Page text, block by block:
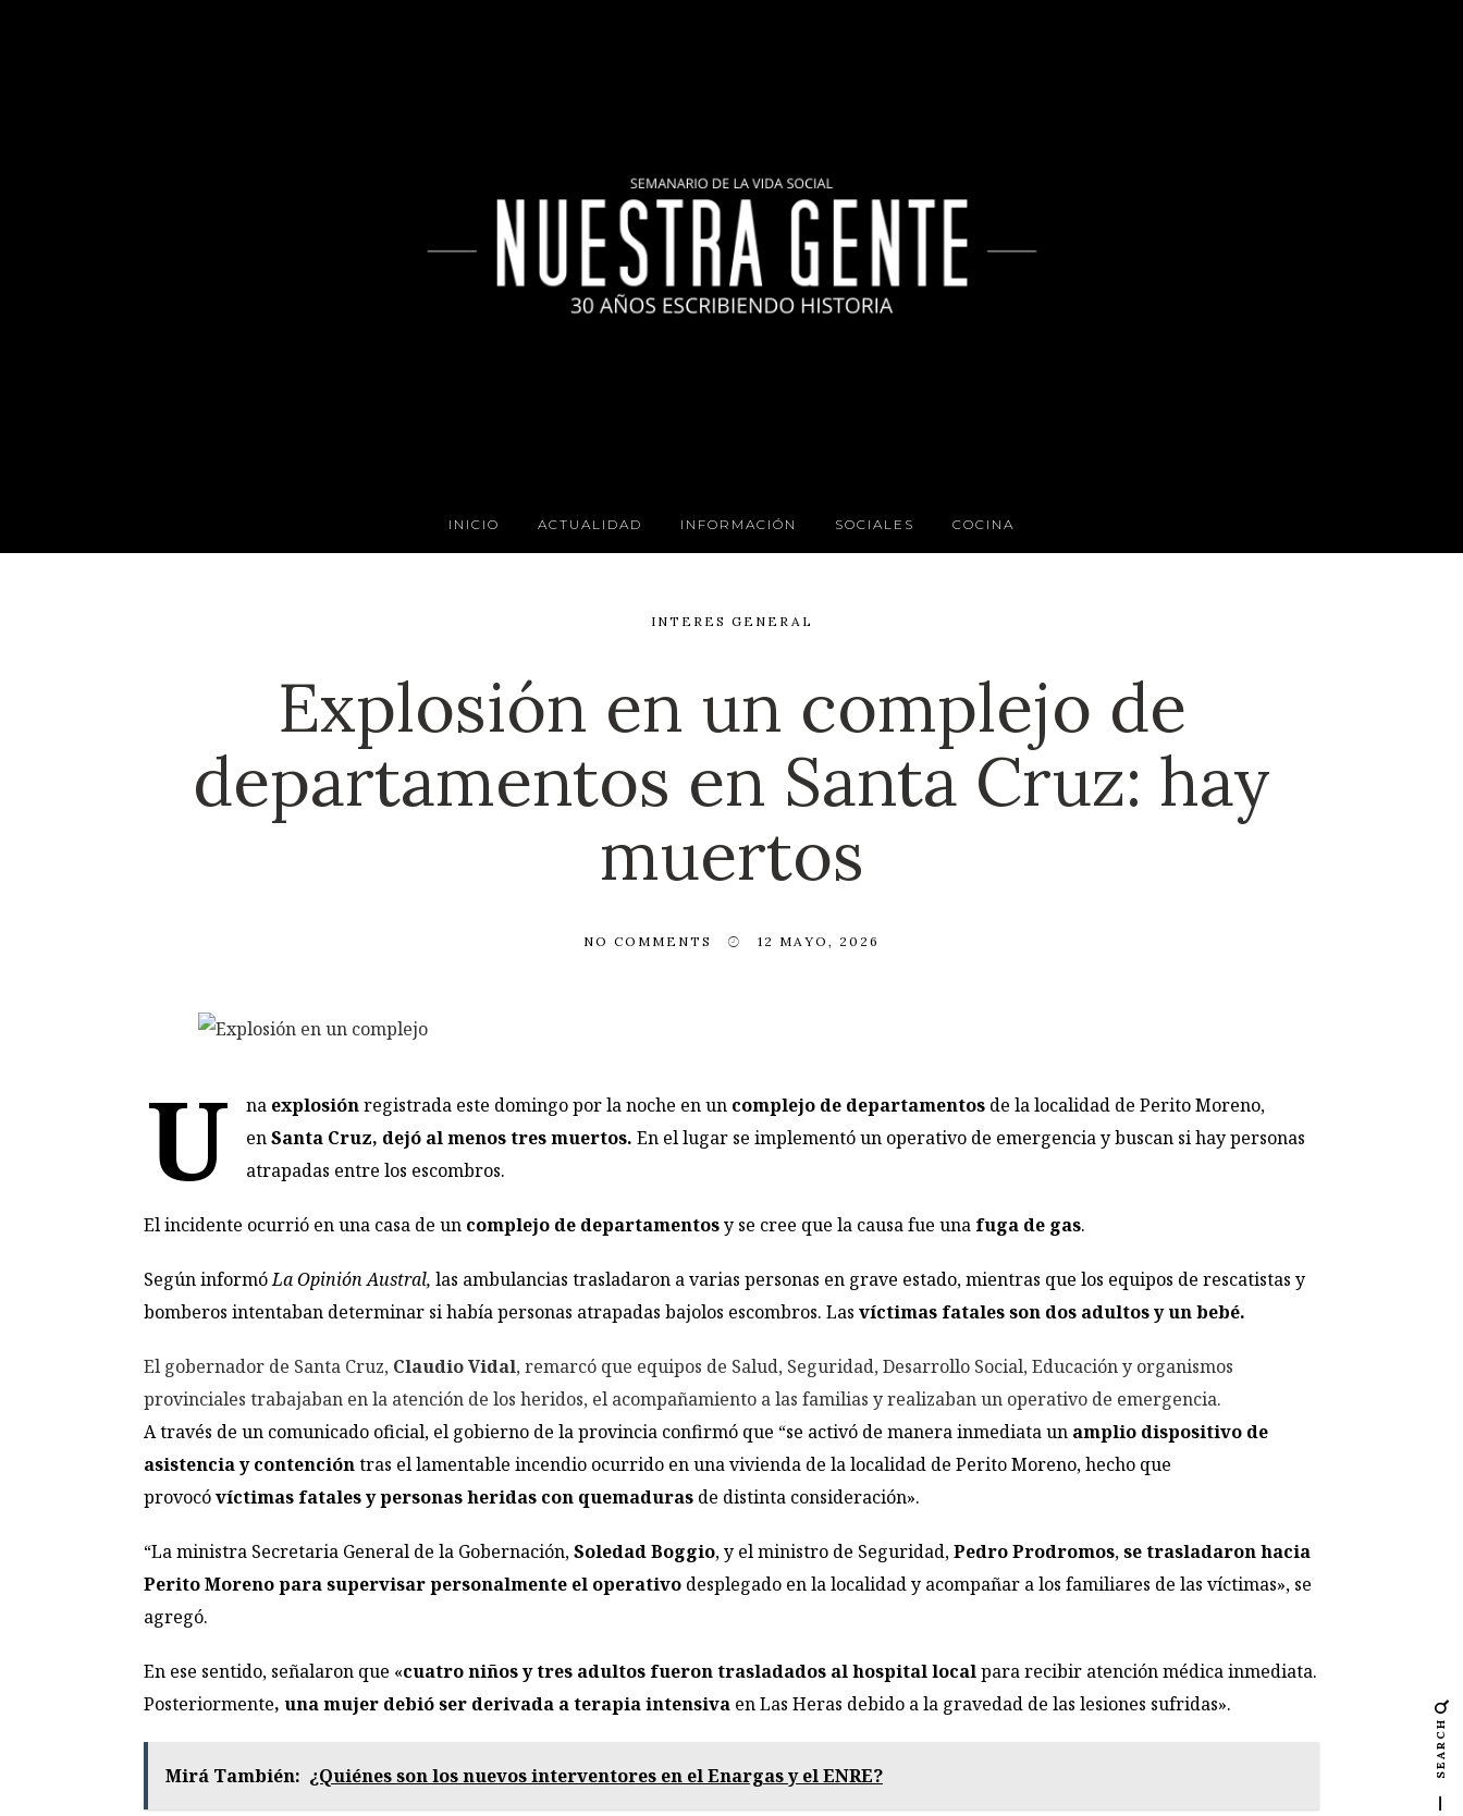
INICIO ACTUALIDAD INFORMACIÓN SOCIALES COCINA
INTERES GENERAL
Explosión en un complejo de
departamentos en Santa Cruz: hay
muertos
NO COMMENTS 12 MAYO, 2026
U na explosiónregistrada este domingo por la noche en un complejo de departamentos de la localidad de Perito Moreno,
enSanta Cruz, dejó al menos tres muertos. En el lugar se implementó un operativo de emergencia y buscan si hay personas
atrapadas entre los escombros.
El incidente ocurrió en una casa de un complejo de departamentosy se cree que la causa fue una fuga de gas.
Según informóLa Opinión Austral, las ambulancias trasladaron a varias personas en grave estado, mientras que los equipos de rescatistas y
bomberos intentaban determinar si había personas atrapadas bajolos escombros. Las víctimas fatales son dos adultos y un bebé.
El gobernador de Santa Cruz, Claudio Vidal, remarcó que equipos de Salud, Seguridad, Desarrollo Social, Educación y organismos
provinciales trabajaban en la atención de los heridos, el acompañamiento a las familias y realizaban un operativo de emergencia.
A través de un comunicado oficial, el gobierno de la provincia confirmó que “se activó de manera inmediata un amplio dispositivo de
asistencia y contencióntras el lamentable incendio ocurrido en una vivienda de la localidad de Perito Moreno, hecho que
provocóvíctimas fatales y personas heridas con quemaduras de distinta consideración».
“La ministra Secretaria General de la Gobernación,Soledad Boggio, y el ministro de Seguridad,Pedro Prodromos,se trasladaron hacia
Perito Moreno para supervisar personalmente el operativo desplegado en la localidad y acompañar a los familiares de las víctimas», se
agregó.
En ese sentido, señalaron que «cuatro niños y tres adultos fueron trasladados al hospital localpara recibir atención médica inmediata.
Posteriormente, una mujer debió ser derivada a terapia intensiva en Las Heras debido a la gravedad de las lesiones sufridas».
Mirá También: ¿Quiénes son los nuevos interventores en el Enargas y el ENRE? SEARCH